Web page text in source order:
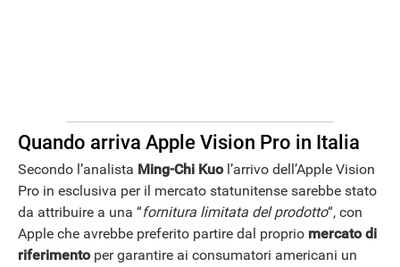
Quando arriva Apple Vision Pro in Italia
Secondo l’analista Ming-Chi Kuol’arrivo dell’Apple Vision
Pro in esclusiva per il mercato statunitense sarebbe stato
da attribuire a una “fornitura limitata del prodotto“, con
Apple che avrebbe preferito partire dal proprio mercato di
riferimentoper garantire ai consumatori americani un